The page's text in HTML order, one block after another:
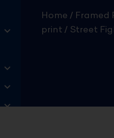
Home /
print / Street